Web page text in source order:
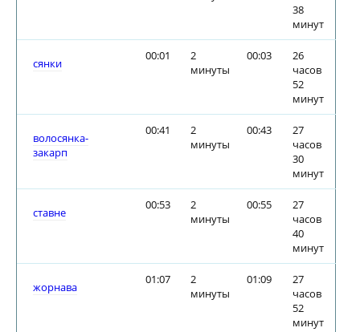
38
минут
сянки
00:01
2
минуты
00:03
26
часов
52
минут
волосянка-
закарп
00:41
2
минуты
00:43
27
часов
30
минут
ставне
00:53
2
минуты
00:55
27
часов
40
минут
жорнава
01:07
2
минуты
01:09
27
часов
52
минут